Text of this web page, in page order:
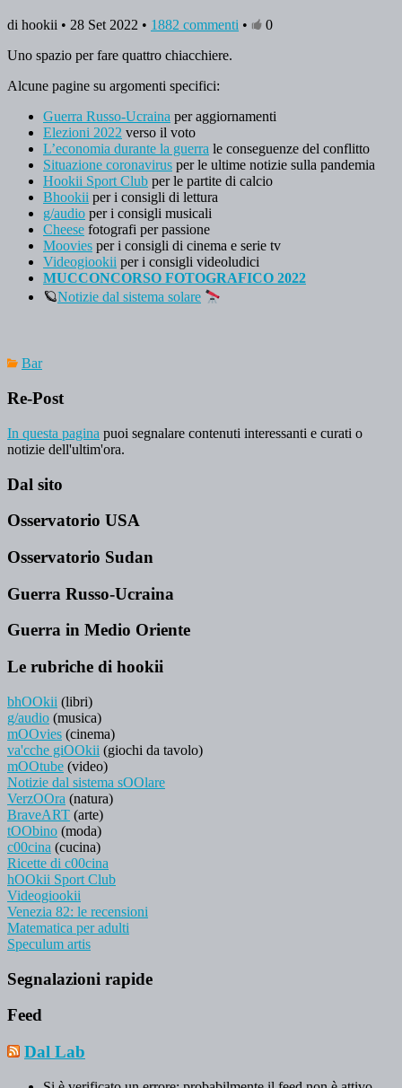
di hookii • 28 Set 2022 • 1882 commenti •
0
Uno spazio per fare quattro chiacchiere.
Alcune pagine su argomenti specifici:
Guerra Russo-Ucraina per aggiornamenti
Elezioni 2022 verso il voto
L’economia durante la guerra le conseguenze del conflitto
Situazione coronavirus per le ultime notizie sulla pandemia
Hookii Sport Club per le partite di calcio
Bhookii per i consigli di lettura
g/audio per i consigli musicali
Cheese fotografi per passione
Moovies per i consigli di cinema e serie tv
Videogiookii per i consigli videoludici
MUCCONCORSO FOTOGRAFICO 2022
🪐Notizie dal sistema solare
Bar
Re-Post
In questa pagina puoi segnalare contenuti interessanti e curati o
notizie dell'ultim'ora.
Dal sito
Osservatorio USA
Osservatorio Sudan
Guerra Russo-Ucraina
Guerra in Medio Oriente
Le rubriche di hookii
bhOOkii (libri)
g/audio (musica)
mOOvies (cinema)
va'cche giOOkii (giochi da tavolo)
mOOtube (video)
Notizie dal sistema sOOlare
VerzOOra (natura)
BraveART (arte)
tOObino (moda)
c00cina (cucina)
Ricette di c00cina
hOOkii Sport Club
Videogiookii
Venezia 82: le recensioni
Matematica per adulti
Speculum artis
Segnalazioni rapide
Feed
Dal Lab